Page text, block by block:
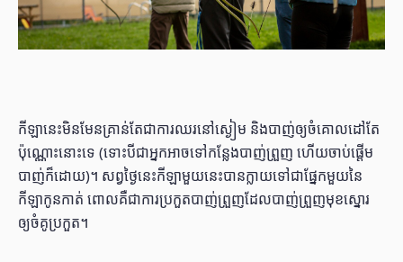
កីឡានេះមិនមែនគ្រាន់តែជាការឈរនៅស្ងៀម និងបាញ់ឲ្យចំគោលដៅតែ
ប៉ុណ្ណោះនោះទេ (ទោះបីជាអ្នកអាចទៅកន្លែងបាញ់ព្រួញ ហើយចាប់ផ្ដើម
បាញ់ក៏ដោយ)។ សព្វថ្ងៃនេះកីឡាមួយនេះបានក្លាយទៅជាផ្នែកមួយនៃ
កីឡាកូនកាត់ ពោលគឺជាការប្រកួតបាញ់ព្រួញដែលបាញ់ព្រួញមុខស្នោរ
ឲ្យចំគូប្រកួត។